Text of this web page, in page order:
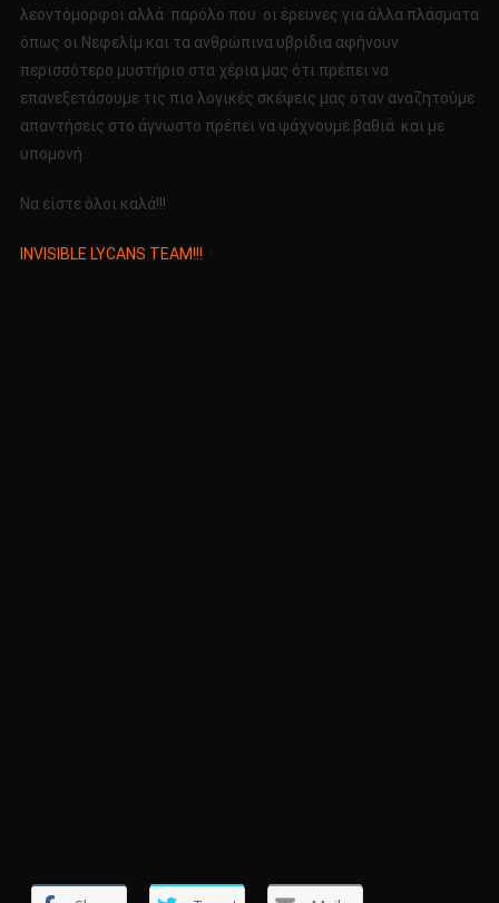
λεοντόμορφοι αλλά παρόλο που οι έρευνες για άλλα πλάσματα
όπως οι Νεφελίμ και τα ανθρώπινα υβρίδια αφήνουν
περισσότερο μυστήριο στα χέρια μας ότι πρέπει να
επανεξετάσουμε τις πιο λογικές σκέψεις μας όταν αναζητούμε
απαντήσεις στο άγνωστο πρέπει να ψάχνουμε βαθιά και με
υπομονή.
Να είστε όλοι καλά!!!
INVISIBLE LYCANS TEAM!!!